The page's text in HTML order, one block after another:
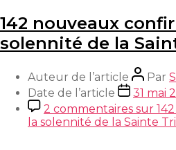
142 nouveaux
solennité de la
Auteur de l’article Par
Date de l’article
31 mai
2 commentaires sur
la solennité de la Sainte